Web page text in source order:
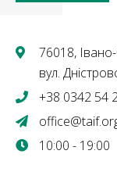
76018,
вул.
+38 0342 54
10:00 - 19:00